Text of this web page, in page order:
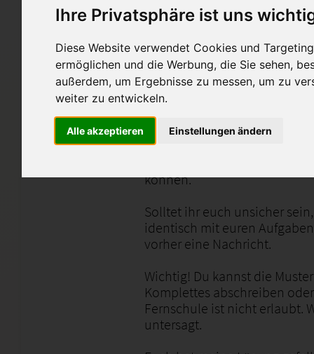
Ihre Privatsphäre ist uns
Diese Website verwendet Cookies und
ermöglichen und die Werbung, die Sie sehen,
außerdem, um Ergebnisse zu messen, um zu
weiter zu entwickeln.
Alle akzeptieren Einstellungen ändern
Startseite Wirtschaft
Kostenträger /
Die Einsendeaufgabe wurde
bewertet.
Kommentare der Lehrkraft
Die Einsendeaufgaben
können.
Solltet ihr euch unsicher
identisch mit euren
vorher eine Nachricht.
Wichtig! Du kannst die
Komplettes abschreiben
Fernschule ist nicht erlaubt.
untersagt.